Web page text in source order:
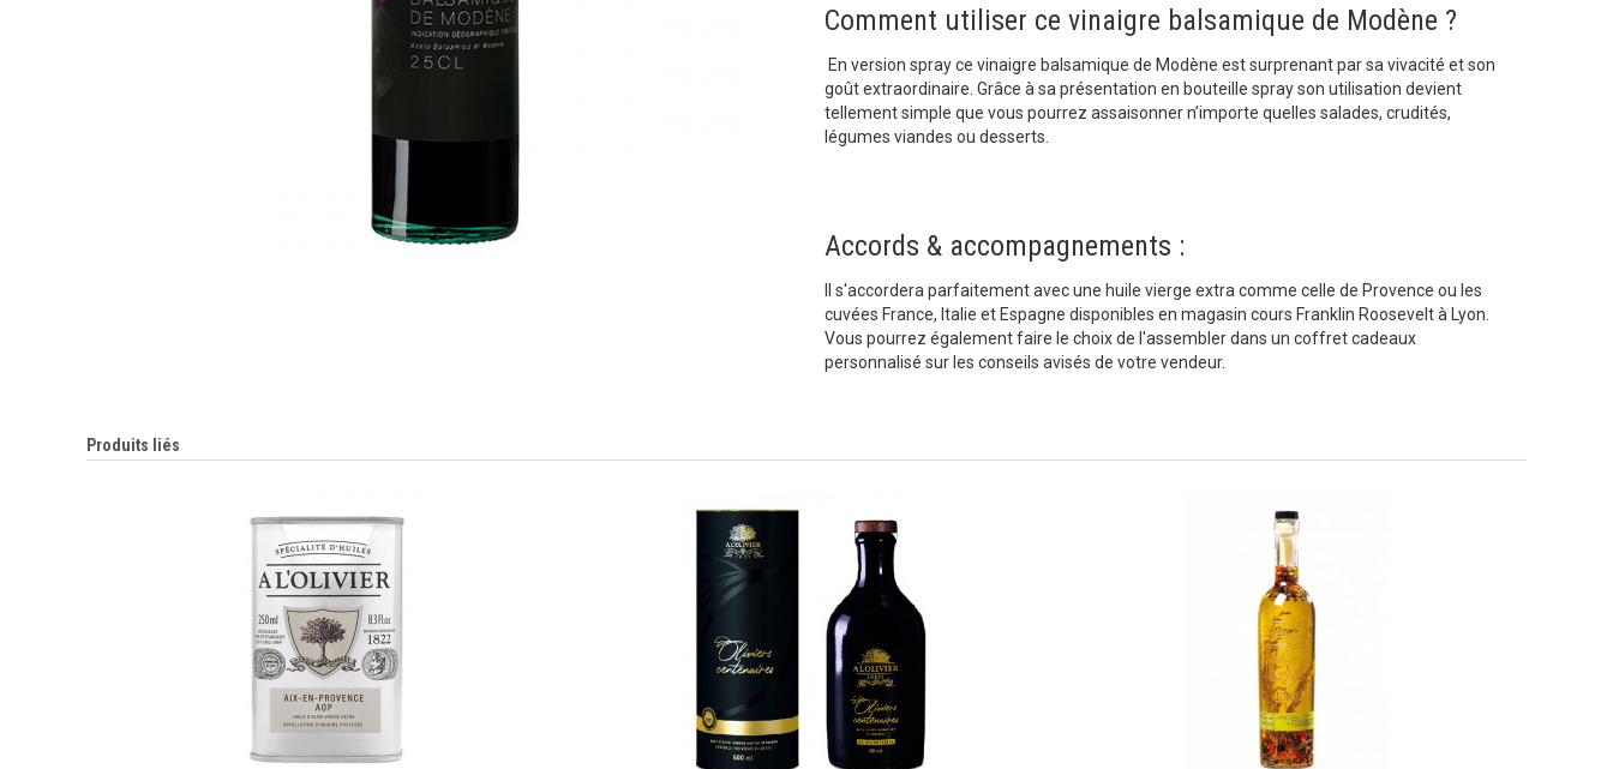
Comment utiliser ce vinaigre balsamique de Modène ?
En version spray ce vinaigre balsamique de Modène est surprenant par sa vivacité et son
goût extraordinaire. Grâce à sa présentation en bouteille spray son utilisation devient
tellement simple que vous pourrez assaisonner n’importe quelles salades, crudités,
légumes viandes ou desserts.
Accords & accompagnements :
Il s'accordera parfaitement avec une huile vierge extra comme celle de Provence ou les
cuvées France, Italie et Espagne disponibles en magasin cours Franklin Roosevelt à Lyon.
Vous pourrez également faire le choix de l'assembler dans un coffret cadeaux
personnalisé sur les conseils avisés de votre vendeur.
Produits liés